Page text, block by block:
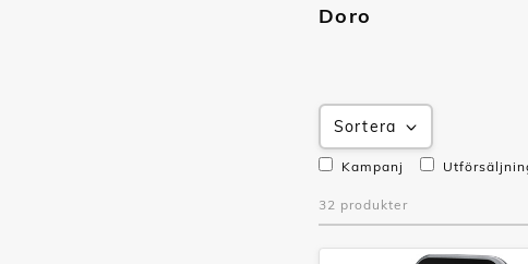
Doro
Sortera
Kampanj
32 produkter